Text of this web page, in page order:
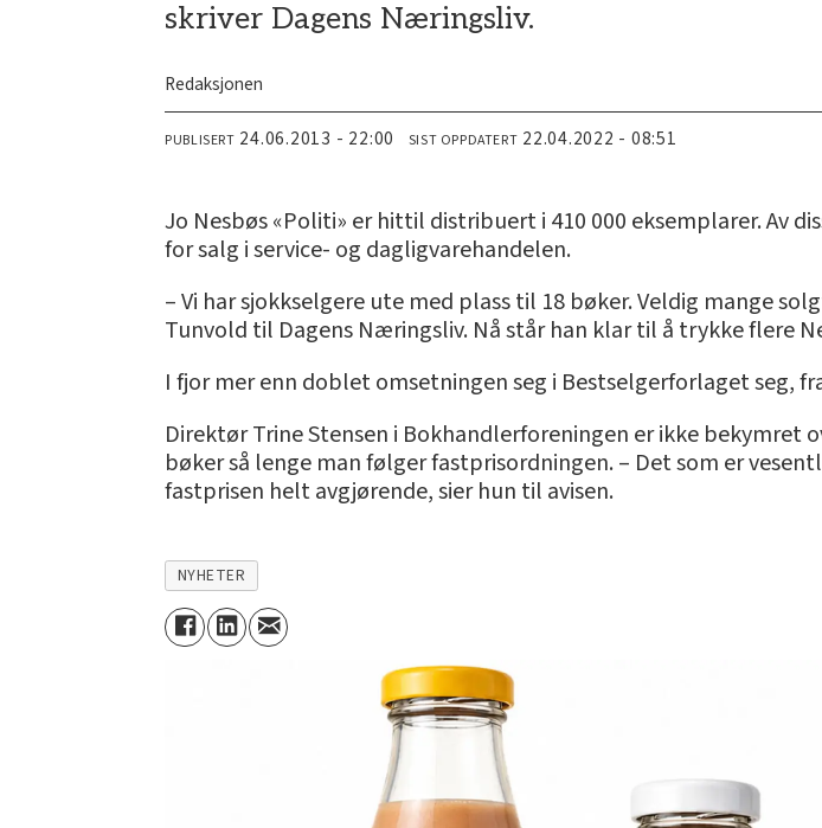
skriver Dagens Næringsliv.
Redaksjonen
PUBLISERT 24.06.2013 - 22:00 SIST OPPDATERT 22.04.2022 - 08:51
Jo Nesbøs «Politi» er hittil distribuert i 410 000 eksemplarer. Av
for salg i service- og dagligvarehandelen.
– Vi har sjokkselgere ute med plass til 18 bøker. Veldig mange
Tunvold til Dagens Næringsliv. Nå står han klar til å trykke flere
I fjor mer enn doblet omsetningen seg i Bestselgerforlaget seg,
Direktør Trine Stensen i Bokhandlerforeningen er ikke bekymret
bøker så lenge man følger fastprisordningen. – Det som er
fastprisen helt avgjørende, sier hun til avisen.
NYHETER